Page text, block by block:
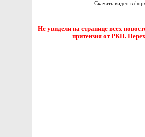
Скачать видео в
Не увидели на странице всех
притензия от РКН.